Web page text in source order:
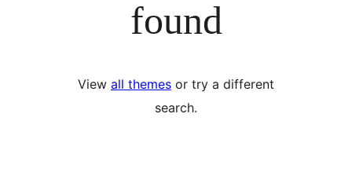
found
View all themes or try a different
search.